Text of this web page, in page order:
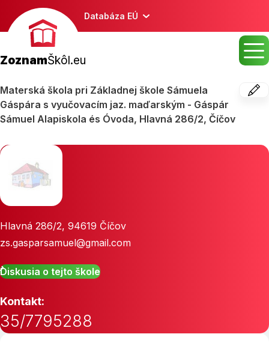
Databáza EÚ
ZoznamŠkôl.eu
Materská škola pri Základnej škole Sámuela
Gáspára s vyučovacím jaz. maďarským - Gáspár
Sámuel Alapiskola és Óvoda, Hlavná 286/2, Číčov
Hlavná 286/2, 94619 Číčov
zs.gasparsamuel@gmail.com
Diskusia o tejto škole
Kontakt:
35/7795288